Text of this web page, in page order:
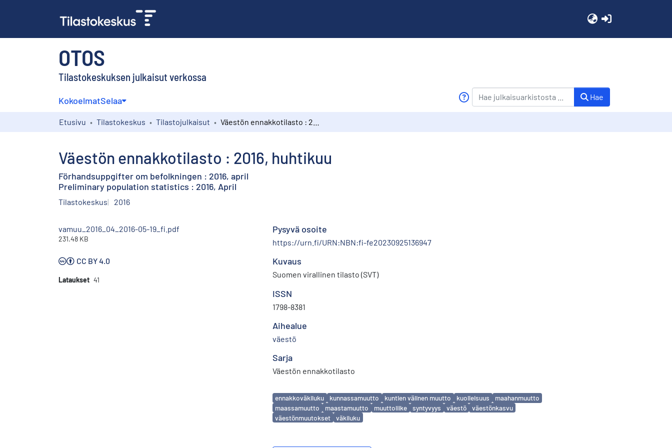
OTOS
Tilastokeskuksen julkaisut verkossa
KokoelmatSelaa Hae
Etusivu Tilastokeskus Tilastojulkaisut
Väestön ennakkotilasto : 2016, huhtikuu
Förhandsuppgifter om befolkningen : 2016, april
Preliminary population statistics : 2016, April
Tilastokeskus 2016
vamuu_2016_04_2016-05-19_fi.pdf
231.48 KB
CC BY 4.0
Lataukset 41
Pysyvä osoite
https://urn.fi/URN:NBN:fi-fe20230925136947
Kuvaus
Suomen virallinen tilasto (SVT)
ISSN
1798-8381
Aihealue
väestö
Sarja
Väestön ennakkotilasto
Avainsanat
ennakkoväkiluku kunnassamuutto kuntien välinen muutto kuolleisuus
maahanmuutto
maassamuutto
maastamuutto muuttoliike syntyvyys väestö
väestönkasvu
väestönmuutokset
väkiluku